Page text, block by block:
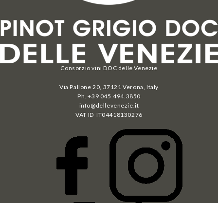
Consorzio vini DOC delle Venezie
Via Pallone 20, 37121 Verona, Italy
Ph. +39 045.494.3850
info@dellevenezie.it
VAT ID IT04418130276